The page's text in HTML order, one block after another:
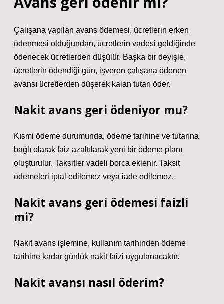
Çalışana yapılan avans ödemesi, ücretlerin erken
ödenmesi olduğundan, ücretlerin vadesi geldiğinde
ödenecek ücretlerden düşülür. Başka bir deyişle,
ücretlerin ödendiği gün, işveren çalışana ödenen
avansı ücretlerden düşerek kalan tutarı öder.
Nakit avans geri ödeniyor mu?
Kısmi ödeme durumunda, ödeme tarihine ve tutarına
bağlı olarak faiz azaltılarak yeni bir ödeme planı
oluşturulur. Taksitler vadeli borca ​​eklenir. Taksit
ödemeleri iptal edilemez veya iade edilemez.
Nakit avans geri ödemesi faizli
mi?
Nakit avans işlemine, kullanım tarihinden ödeme
tarihine kadar günlük nakit faizi uygulanacaktır.
Nakit avansı nasıl öderim?